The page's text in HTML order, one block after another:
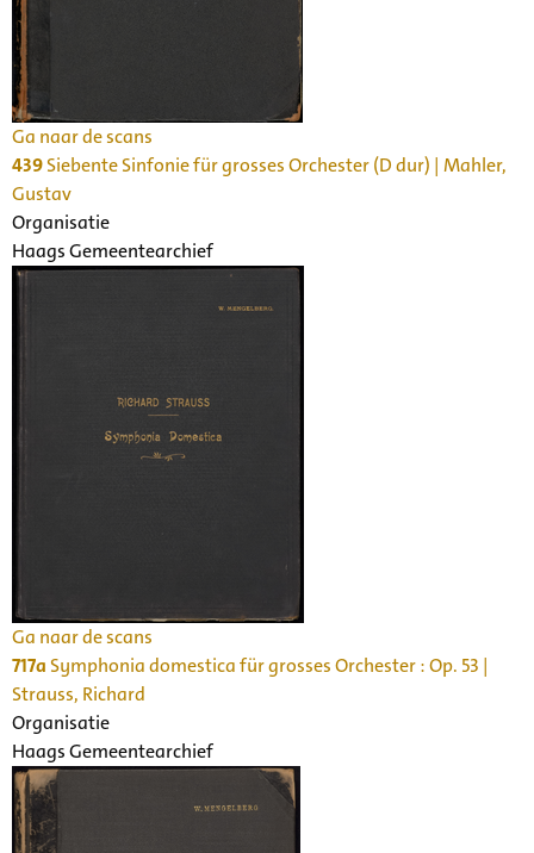
Ga naar de scans
439Siebente Sinfonie für grosses Orchester (D dur) | Mahler,
Gustav
Organisatie
Haags Gemeentearchief
Ga naar de scans
717a Symphonia domestica für grosses Orchester : Op. 53 |
Strauss, Richard
Organisatie
Haags Gemeentearchief